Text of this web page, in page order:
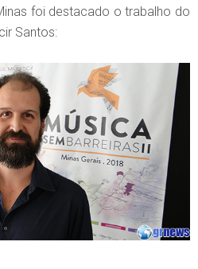
foi destacado o trabalho do
Santos: